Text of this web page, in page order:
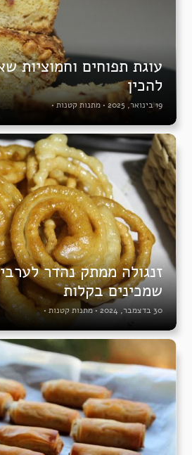
עוגת תפוחים וחמוציות
להכין
19 בינואר, 2025 • מתנות קטנות•
זנגולה ממתק נהדר
שמכינים בקלות
30 בדצמבר, 2024 •מתנות קטנות •